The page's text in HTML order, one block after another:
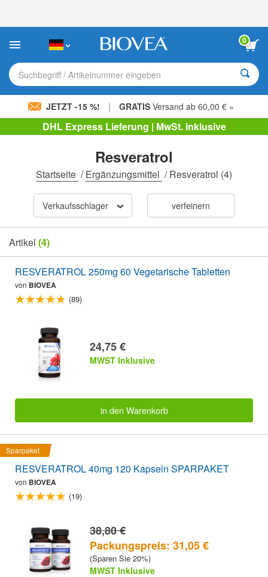
Sie:
Website
ein
Barrierefreiheitssystem.
0
Suchbegriff / Artikelnummer eingeben
JETZT -15 %! | GRATIS Versand ab 60,00 € »
DHL Express Lieferung | MwSt. inklusive
Resveratrol
Startseite /Ergänzungsmittel /Resveratrol (4)
Verkaufsschlager verfeinern
Artikel (4)
RESVERATROL 250mg 60 Vegetarische Tabletten
von BIOVEA
(89)
24,75 €
MWST Inklusive
in den Warenkorb
Sparpaket
RESVERATROL 40mg 120 Kapseln SPARPAKET
von BIOVEA
(19)
38,80 €
Packungspreis: 31,05 €
(Sparen Sie 20%)
MWST Inklusive